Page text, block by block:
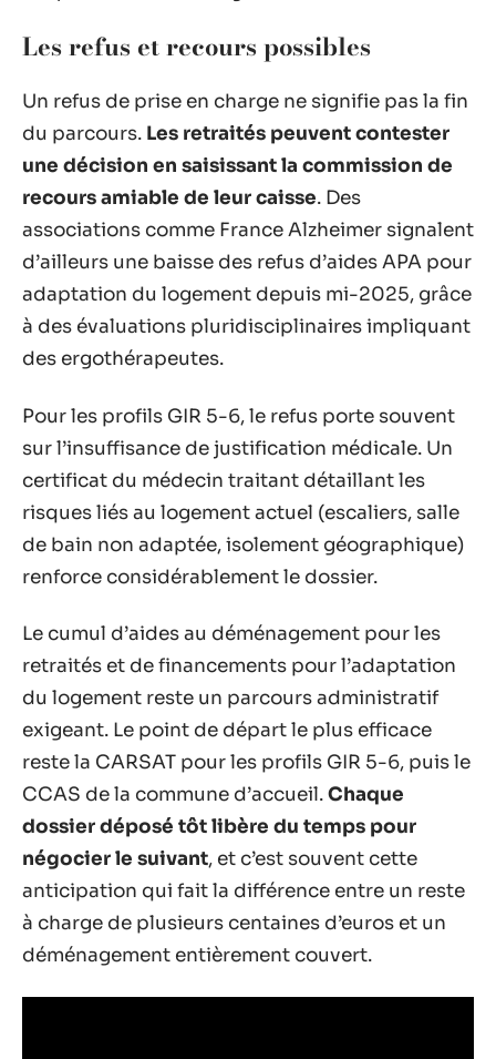
Les refus et recours possibles
Un refus de prise en charge ne signifie pas la fin
du parcours. Les retraités peuvent contester
une décision en saisissant la commission de
recours amiable de leur caisse. Des
associations comme France Alzheimer signalent
d’ailleurs une baisse des refus d’aides APA pour
adaptation du logement depuis mi-2025, grâce
à des évaluations pluridisciplinaires impliquant
des ergothérapeutes.
Pour les profils GIR 5-6, le refus porte souvent
sur l’insuffisance de justification médicale. Un
certificat du médecin traitant détaillant les
risques liés au logement actuel (escaliers, salle
de bain non adaptée, isolement géographique)
renforce considérablement le dossier.
Le cumul d’aides au déménagement pour les
retraités et de financements pour l’adaptation
du logement reste un parcours administratif
exigeant. Le point de départ le plus efficace
reste la CARSAT pour les profils GIR 5-6, puis le
CCAS de la commune d’accueil.Chaque
dossier déposé tôt libère du temps pour
négocier le suivant, et c’est souvent cette
anticipation qui fait la différence entre un reste
à charge de plusieurs centaines d’euros et un
déménagement entièrement couvert.